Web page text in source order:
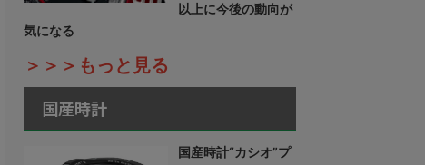
以上に今後の動向が
気になる
＞＞＞もっと見る
国産時計
国産時計“カシオ”プ